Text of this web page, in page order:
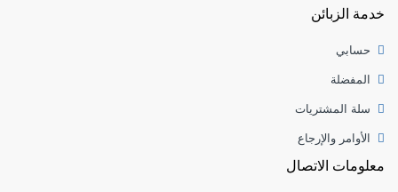
خدمة الزبائن
حسابي
المفضلة
سلة المشتريات
الأوامر والإرجاع
معلومات الاتصال